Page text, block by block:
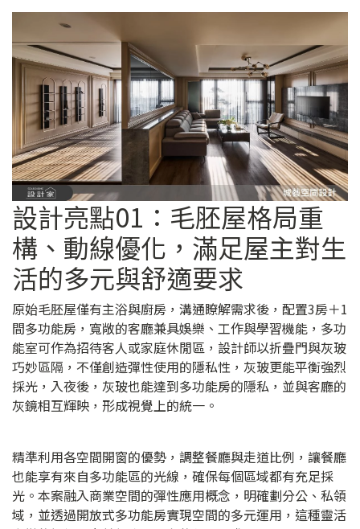
設計亮點01：毛胚屋格局重
構、動線優化，滿足屋主對生
活的多元與舒適要求
原始毛胚屋僅有主浴與廚房，溝通瞭解需求後，配置3房＋1
間多功能房，寬敞的客廳兼具娛樂、工作與學習機能，多功
能室可作為招待客人或家庭休閒區，設計師以折疊門與灰玻
巧妙區隔，不僅創造彈性使用的隱私性，灰玻更能平衡強烈
採光，入夜後，灰玻也能達到多功能房的隱私，並與客廳的
灰鏡相互輝映，形成視覺上的統一。
精準利用各空間開窗的優勢，調整餐廳與走道比例，讓餐廳
也能享有來自多功能區的光線，確保每個區域都有充足採
光。本案融入商業空間的彈性應用概念，明確劃分公、私領
域，並透過開放式多功能房實現空間的多元運用，這種靈活